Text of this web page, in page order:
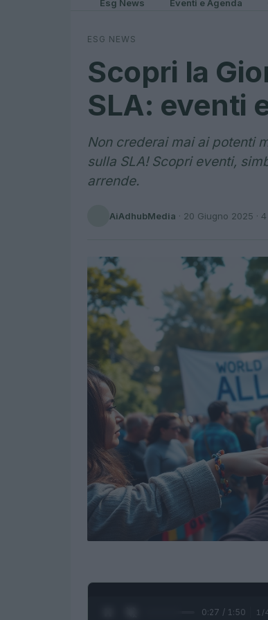
Esg News Eventi e Agenda
ESG NEWS
Scopri la
SLA: eventi
Non crederai mai ai potenti
sulla SLA! Scopri eventi,
arrende.
AiAdhubMedia · 20 Giugno 2025 ·
0:28 / 1:50 1 /